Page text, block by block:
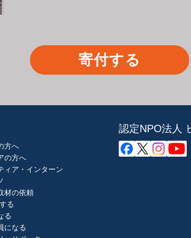
寄付する
方へ
の方へ
ィア・インターン
材の依頼
る
る
になる
認定NPO法人